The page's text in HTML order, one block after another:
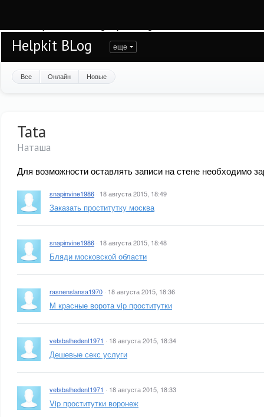
Helpkit BLog еще
Все Онлайн Новые
Tata
Наташа
Для возможности оставлять записи на стене необходимо
snapinvine1986 · 18 августа 2015, 18:49
Заказать проститутку москва
snapinvine1986 · 18 августа 2015, 18:48
Бляди московской области
rasnenslansa1970 · 18 августа 2015, 18:36
М красные ворота vip проститутки
vetsbalhedent1971 · 18 августа 2015, 18:34
Дешевые секс услуги
vetsbalhedent1971 · 18 августа 2015, 18:33
Vip проститутки воронеж